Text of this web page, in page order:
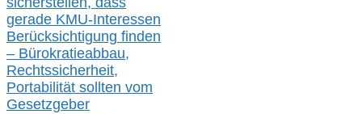
gerade KMU-Interessen
Berücksichtigung finden
– Bürokratieabbau,
Rechtssicherheit,
Portabilität sollten vom
Gesetzgeber